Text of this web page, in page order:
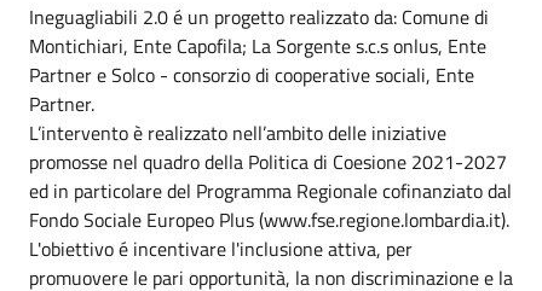
Ineguagliabili 2.0 é un progetto realizzato da: Comune di
Montichiari, Ente Capofila; La Sorgente s.c.s onlus, Ente
Partner e Solco - consorzio di cooperative sociali, Ente
Partner.
L’intervento è realizzato nell’ambito delle iniziative
promosse nel quadro della Politica di Coesione 2021-2027
ed in particolare del Programma Regionale cofinanziato dal
Fondo Sociale Europeo Plus (www.fse.regione.lombardia.it).
L'obiettivo é incentivare l'inclusione attiva, per
promuovere le pari opportunità, la non discriminazione e la